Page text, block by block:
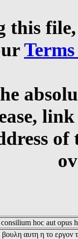
this
hoc aut opus
αυτη η το εργον